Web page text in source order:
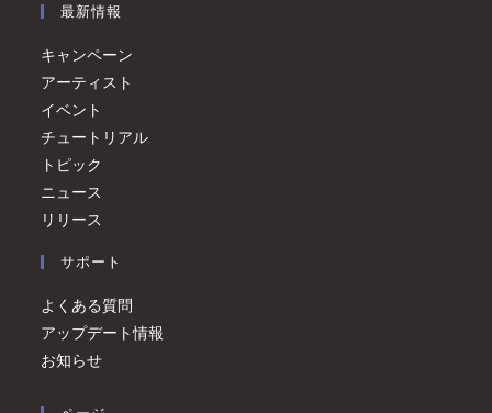
最新情報
キャンペーン
アーティスト
イベント
チュートリアル
トピック
ニュース
リリース
サポート
よくある質問
アップデート情報
お知らせ